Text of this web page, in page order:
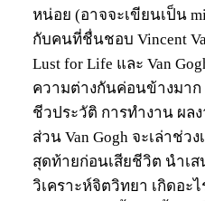
หน่อย (อาจจะเขียนเป็น
กับคนที่ชื่นชอบ Vincent
Lust for Life และ Van
ความต่างกันค่อนข้างมาก
ชีวประวัติ การทำงาน ผล
ส่วน Van Gogh จะเล่าช่ว
สุดท้ายก่อนเสียชีวิต นำเ
วิเคราะห์จิตวิทยา เกิดอะ